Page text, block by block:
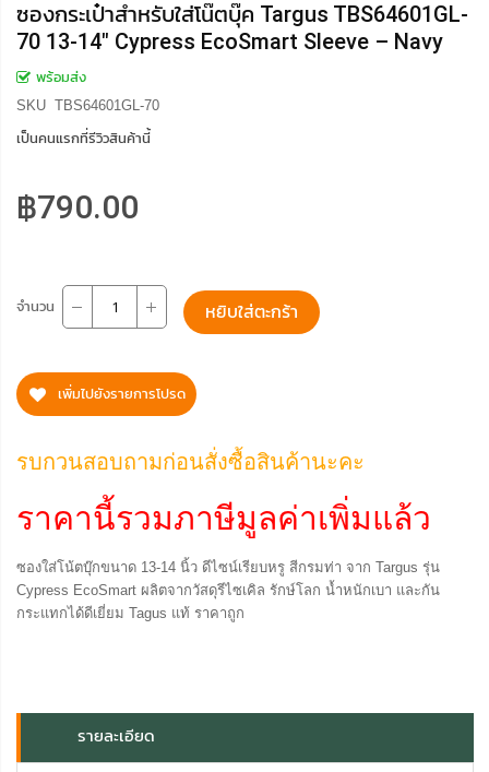
ซองกระเป๋าสำหรับใส่โน๊ตบุ๊ค Targus TBS64601GL-
70 13-14" Cypress EcoSmart Sleeve – Navy
พร้อมส่ง
SKU TBS64601GL-70
เป็นคนแรกที่รีวิวสินค้านี้
฿790.00
จำนวน หยิบใส่ตะกร้า
เพิ่มไปยังรายการโปรด
รบกวนสอบถามก่อนสั่งซื้อสินค้านะคะ
ราคานี้รวมภาษีมูลค่าเพิ่มแล้ว
ซองใส่โน้ตบุ๊กขนาด 13-14 นิ้ว ดีไซน์เรียบหรู สีกรมท่า จาก Targus รุ่น
Cypress EcoSmart ผลิตจากวัสดุรีไซเคิล รักษ์โลก น้ำหนักเบา และกัน
กระแทกได้ดีเยี่ยม Tagus แท้ ราคาถูก
รายละเอียด